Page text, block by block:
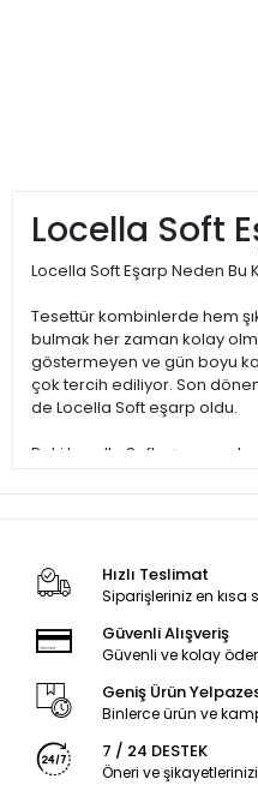
Locella Soft
Locella Soft Eşarp Neden Bu
Tesettür kombinlerde hem
bulmak her zaman kolay
göstermeyen ve gün boyu
çok tercih ediliyor. Son
de Locella Soft eşarp oldu.
Peki Locella Soft eşarp
1️⃣ Kaymayan ve Tok Duran
Bir eşarp seçerken en
yapmamasıdır. Locella Soft
başta sabit durur. Bu özelliği
düzeltme ihtiyacı oluşturmaz.
“Kaymayan eşarp modeli”
⸻
Hızlı Teslimat
Siparişleriniz en kısa
Güvenli Alışveriş
Güvenli ve kolay
Geniş Ürün
Binlerce ürün ve
7 / 24 DESTEK
Öneri ve